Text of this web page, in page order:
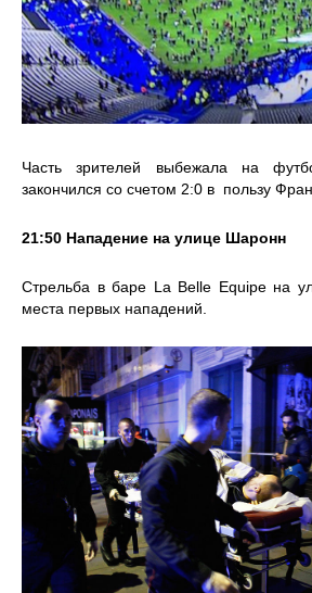
Часть зрителей выбежала на
закончился со счетом 2:0 в пользу
21:50 Нападение на улице Шаронн
Стрельба в баре La Belle Equipe на
места первых нападений.